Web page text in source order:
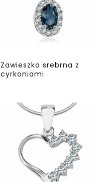
Zawieszka srebrna z
cyrkoniami